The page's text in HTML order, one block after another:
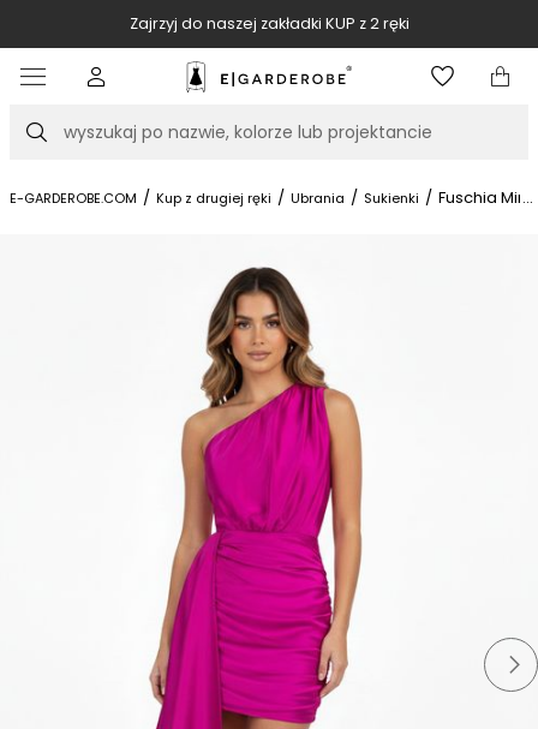
Zajrzyj do naszej zakładki KUP z 2 ręki
Szukaj
E-GARDEROBE.COM / Kup z drugiej ręki / Ubrania / Sukienki / Fuschia Mini
...